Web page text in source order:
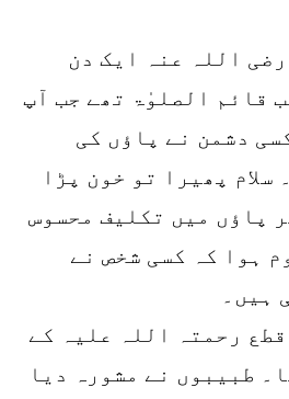
اللہ عنہ ایک دن
قائم الصلوٰۃ تھے جب آپ
دشمن نے پاؤں کی
سلام پھیرا تو خون پڑا
پاؤں میں تکلیف محسوس
ہوا کہ کسی شخص نے
ہیں۔
رحمتہ اللہ علیہ کے
طبیبوں نے مشورہ دیا